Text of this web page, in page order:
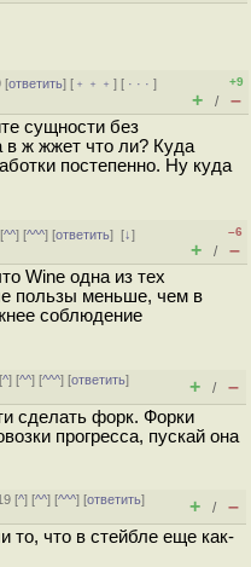
[ответить] [ ﹢﹢﹢] [ · · ·]
+9
+ / –
сущности без
в ж жжет что ли? Куда
постепенно. Ну куда
^^] [^^^] [ответить][↓]
–6
+ / –
Wine одна из тех
пользы меньше, чем в
соблюдение
^] [^^] [^^^] [ответить]
+ / –
сделать форк. Форки
прогресса, пускай она
[^] [^^] [^^^] [ответить]
+ / –
то, что в стейбле еще как-